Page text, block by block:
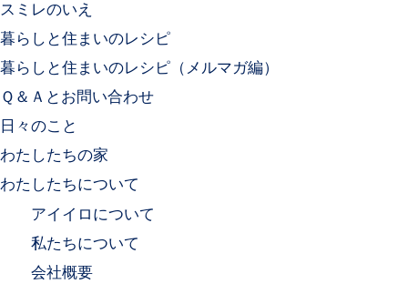
スミレのいえ
暮らしと住まいのレシピ
暮らしと住まいのレシピ（メルマガ編）
Ｑ＆Ａとお問い合わせ
日々のこと
わたしたちの家
わたしたちについて
アイイロについて
私たちについて
会社概要